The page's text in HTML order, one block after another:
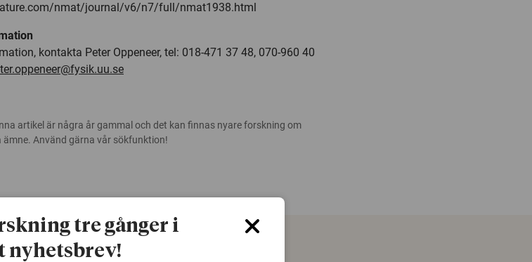
nmat/journal/v6/n7/full/nmat1938.html
kontakta Peter Oppeneer, tel: 018-471 37 48, 070-960 40
artikel är några år gammal och det kan finnas nyare forskning om
ämne. Använd gärna vår sökfunktion!
tre gånger i
nyhetsbrev!